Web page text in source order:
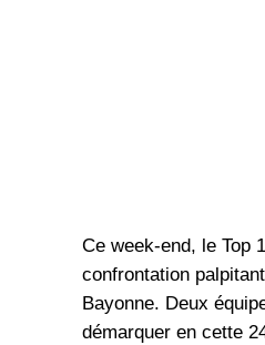
Ce week-end, le Top
confrontation
Bayonne. Deux
démarquer en cette